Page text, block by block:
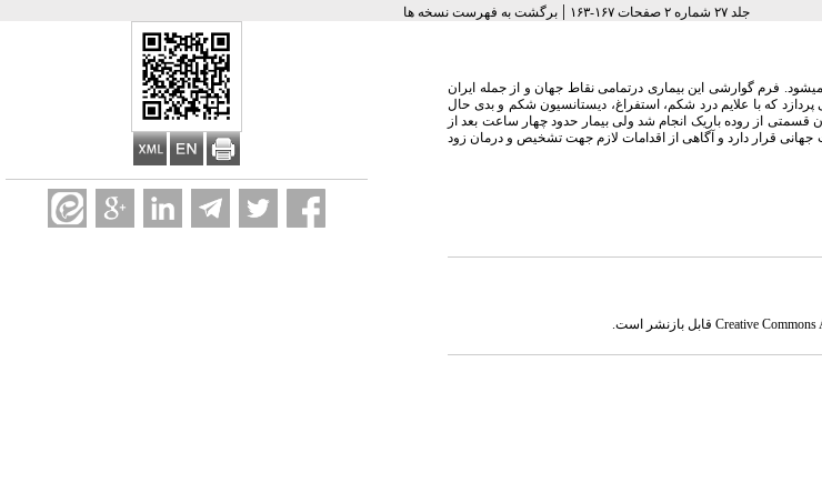
جلد ۲۷ شماره ۲ صفحات ۱۶۷-۱۶۳ | برگشت به فهرست نسخه ها
فرم گوارشی این بیماری درتمامی نقاط جهان و از جمله ایران
است. مقاله حاضر به معرفی یک مورد بیماری سیاه زخم گوارشی در پسر بچه 4 ساله ای می پردازد که با علایم درد شکم، استفراغ، دیستانسیون شکم و بدی حال
از روده باریک انجام شد ولی بیمار حدود چهار ساعت بعد از
قرار دارد و آگاهی از اقدامات لازم جهت تشخیص و درمان زود
Creativeقابل بازنشر است.